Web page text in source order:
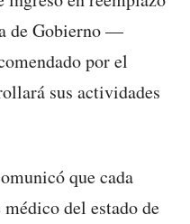
de Gobierno —
por el
sus actividades
que cada
del estado de